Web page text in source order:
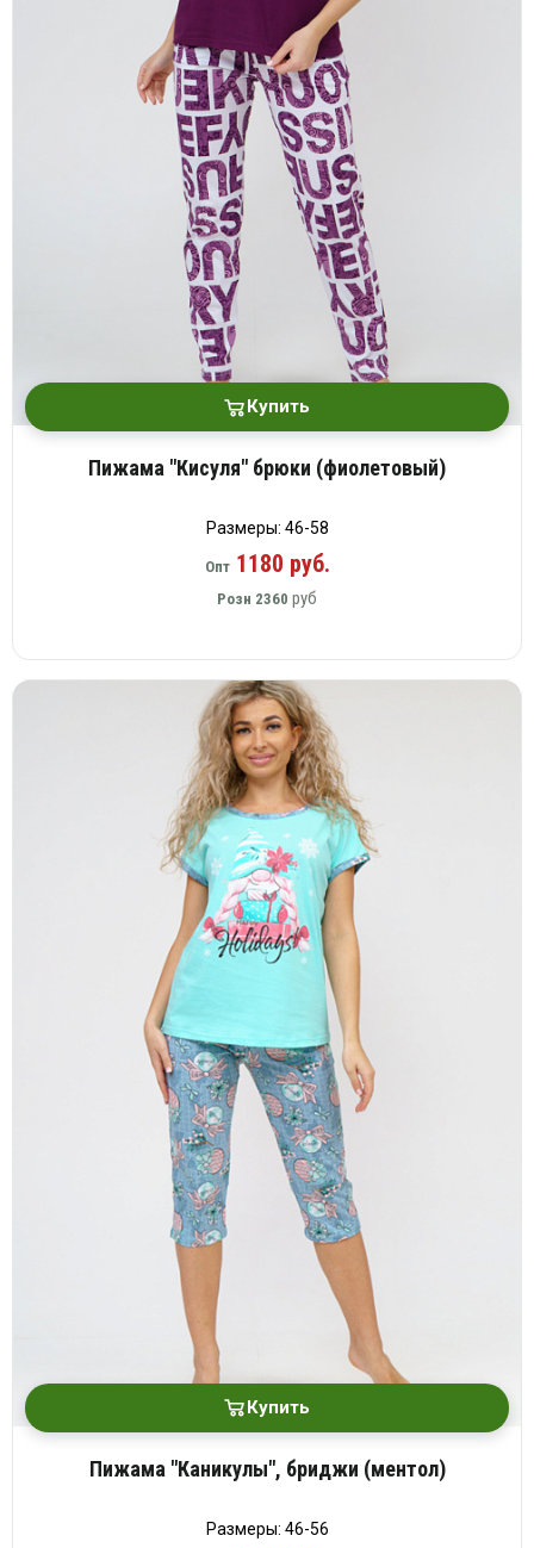
Купить
Пижама "Кисуля" брюки (фиолетовый)
Размеры: 46-58
Опт1180 руб.
Розн 2360 руб
Купить
Пижама "Каникулы", бриджи (ментол)
Размеры: 46-56